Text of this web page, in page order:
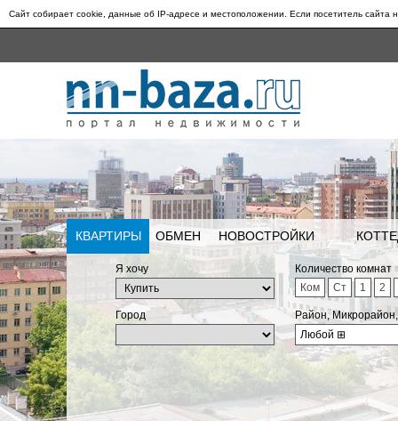
Сайт собирает cookie, данные об IP-адресе и местоположении. Если посетитель сайта
КВАРТИРЫ ОБМЕН НОВОСТРОЙКИ
Я хочу
Количество комнат
Ком
Ст 1 2
Город
Район,
Любой ⊞